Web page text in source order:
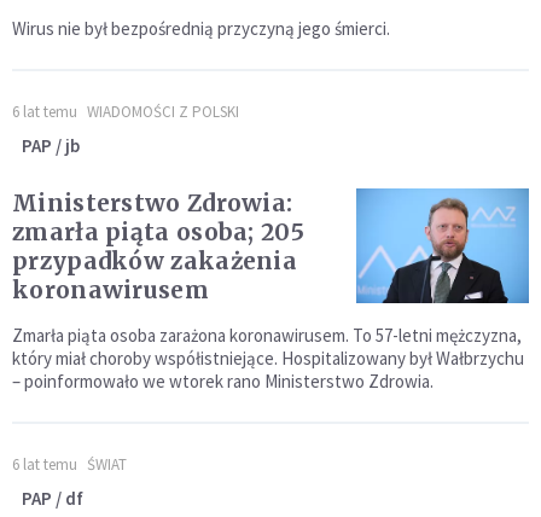
Wirus nie był bezpośrednią przyczyną jego śmierci.
6 lat temu WIADOMOŚCI Z POLSKI
PAP / jb
Ministerstwo Zdrowia:
zmarła piąta osoba; 205
przypadków zakażenia
koronawirusem
Zmarła piąta osoba zarażona koronawirusem. To 57-letni mężczyzna,
który miał choroby współistniejące. Hospitalizowany był Wałbrzychu
– poinformowało we wtorek rano Ministerstwo Zdrowia.
6 lat temu ŚWIAT
PAP / df